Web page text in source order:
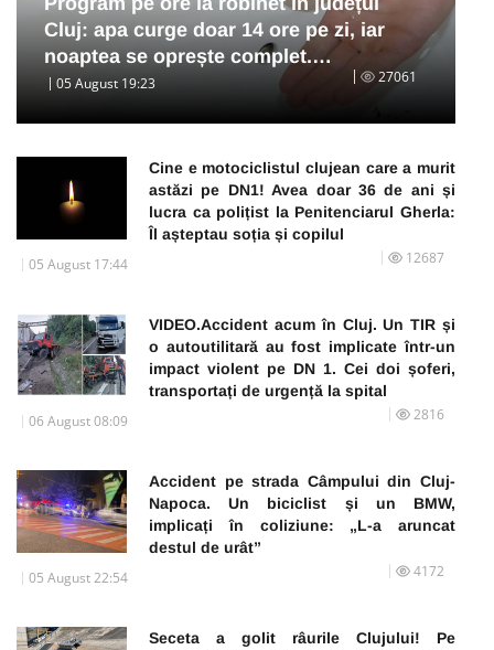
Cluj: apa curge doar 14 ore pe zi, iar
noaptea se oprește complet.…
05 August 19:23 27061
Cine e motociclistul clujean care a murit
astăzi pe DN1! Avea doar 36 de ani și
lucra ca polițist la Penitenciarul Gherla:
Îl așteptau soția și copilul
05 August 17:44 12687
VIDEO.Accident acum în Cluj. Un TIR și
o autoutilitară au fost implicate într-un
impact violent pe DN 1. Cei doi șoferi,
transportați de urgență la spital
06 August 08:09 2816
Accident pe strada Câmpului din Cluj-
Napoca. Un biciclist și un BMW,
implicați în coliziune: „L-a aruncat
destul de urât”
05 August 22:54 4172
Seceta a golit râurile Clujului! Pe